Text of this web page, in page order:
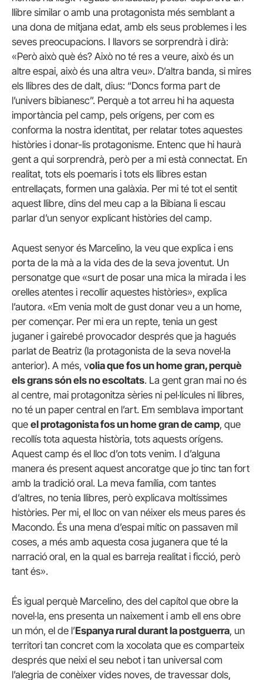
llibre similar o amb una protagonista més semblant a
una dona de mitjana edat, amb els seus problemes i les
seves preocupacions. I llavors se sorprendrà i dirà:
«Però això què és? Això no té res a veure, això és un
altre espai, això és una altra veu». D’altra banda, si mires
els llibres des de dalt, dius: “Doncs forma part de
l’univers bibianesc”. Perquè a tot arreu hi ha aquesta
importància pel camp, pels orígens, per com es
conforma la nostra identitat, per relatar totes aquestes
històries i donar-lis protagonisme. Entenc que hi haurà
gent a qui sorprendrà, però per a mi està connectat. En
realitat, tots els poemaris i tots els llibres estan
entrellaçats, formen una galàxia. Per mi té tot el sentit
aquest llibre, dins del meu cap a la Bibiana li escau
parlar d’un senyor explicant històries del camp.
Aquest senyor és Marcelino, la veu que explica i ens
porta de la mà a la vida des de la seva joventut. Un
personatge que «surt de posar una mica la mirada i les
orelles atentes i recollir aquestes històries», explica
l’autora. «Em venia molt de gust donar veu a un home,
per començar. Per mi era un repte, tenia un gest
juganer i gairebé provocador després que ja hagués
parlat de Beatriz (la protagonista de la seva novel·la
anterior). A més, volia que fos un home gran, perquè
els grans són els no escoltats. La gent gran mai no és
al centre, mai protagonitza sèries ni pel·lícules ni llibres,
no té un paper central en l’art. Em semblava important
que el protagonista fos un home gran de camp, que
recollís tota aquesta història, tots aquests orígens.
Aquest camp és el lloc d’on tots venim. I d’alguna
manera és present aquest ancoratge que jo tinc tan fort
amb la tradició oral. La meva família, com tantes
d’altres, no tenia llibres, però explicava moltíssimes
històries. Per mi, el lloc on van néixer els meus pares és
Macondo. És una mena d’espai mític on passaven mil
coses, a més amb aquesta cosa juganera que té la
narració oral, en la qual es barreja realitat i ficció, però
tant és».
És igual perquè Marcelino, des del capítol que obre la
novel·la, ens presenta un naixement i amb ell ens obre
un món, el de l’Espanya rural durant la postguerra, un
territori tan concret com la xocolata que es comparteix
després que neixi el seu nebot i tan universal com
l’alegria de conèixer vides noves, de travessar dols,